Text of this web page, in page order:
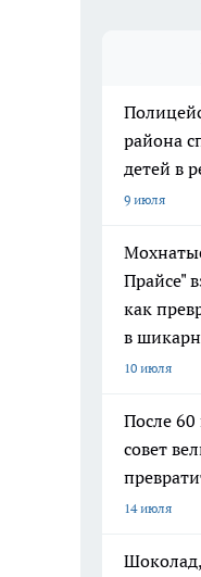
района
детей в
9 июля
Прайсе"
как
в
10 июля
После
совет
14 июля